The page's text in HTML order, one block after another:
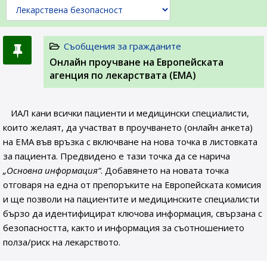
Съобщения за гражданите
Онлайн проучване на Европейската
агенция по лекарствата (ЕМА)
ИАЛ кани всички пациенти и медицински специалисти,
които желаят, да участват в проучването (онлайн анкета)
на ЕМА във връзка с включване на нова точка в листовката
за пациента. Предвидено е тази точка да се нарича
„Основна информация“. Добавянето на новата точка
отговаря на една от препоръките на Европейската комисия
и ще позволи на пациентите и медицинските специалисти
бързо да идентифицират ключова информация, свързана с
безопасността, както и информация за съотношението
полза/риск на лекарството.